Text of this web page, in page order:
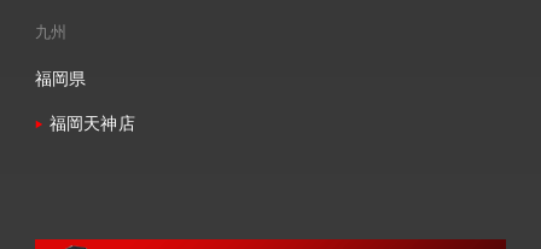
九州
福岡県
福岡天神店